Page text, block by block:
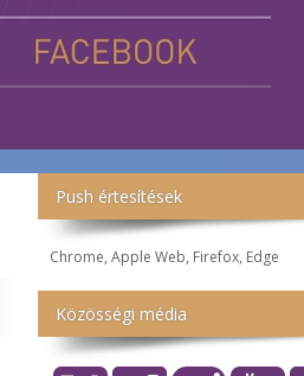
Push értesítések
Chrome, Apple Web, Firefox, Edge
Közösségi média